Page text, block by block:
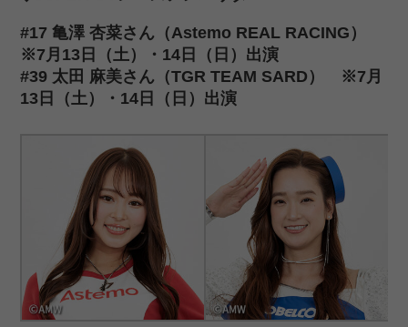
#17 亀澤 杏菜さん（Astemo REAL RACING）
※7月13日（土）・14日（日）出演
#39 太田 麻美さん（TGR TEAM SARD） ※7月
13日（土）・14日（日）出演